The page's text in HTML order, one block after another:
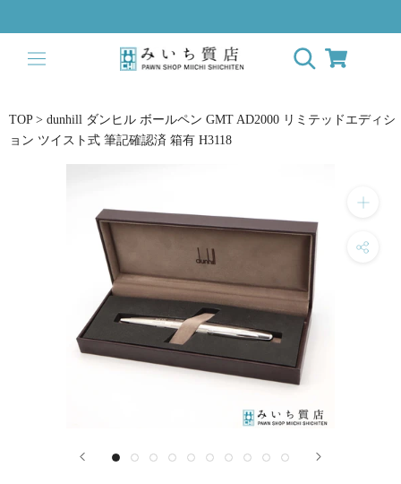
to
content
TOP > dunhill ダンヒル ボールペン GMT AD2000 リミテッドエディシ
ョン ツイスト式 筆記確認済 箱有 H3118